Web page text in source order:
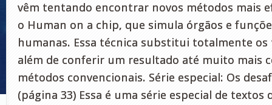
vêm tentando encontrar novos métodos mais
o Human on a chip, que simula órgãos e
humanas. Essa técnica substitui totalmente os
além de conferir um resultado até muito mais
métodos convencionais. Série especial: Os
(página 33) Essa é uma série especial de textos